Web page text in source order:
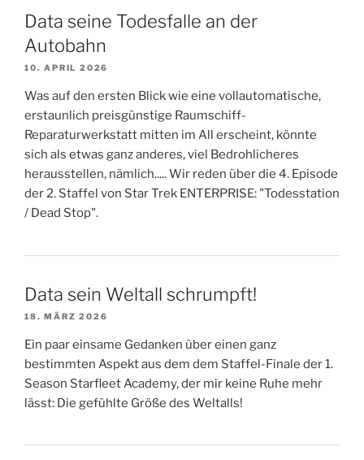
Data seine Todesfalle an der
Autobahn
10. APRIL 2026
Was auf den ersten Blick wie eine vollautomatische,
erstaunlich preisgünstige Raumschiff-
Reparaturwerkstatt mitten im All erscheint, könnte
sich als etwas ganz anderes, viel Bedrohlicheres
herausstellen, nämlich..... Wir reden über die 4. Episode
der 2. Staffel von Star Trek ENTERPRISE: "Todesstation
/ Dead Stop".
Data sein Weltall schrumpft!
18. MÄRZ 2026
Ein paar einsame Gedanken über einen ganz
bestimmten Aspekt aus dem dem Staffel-Finale der 1.
Season Starfleet Academy, der mir keine Ruhe mehr
lässt: Die gefühlte Größe des Weltalls!